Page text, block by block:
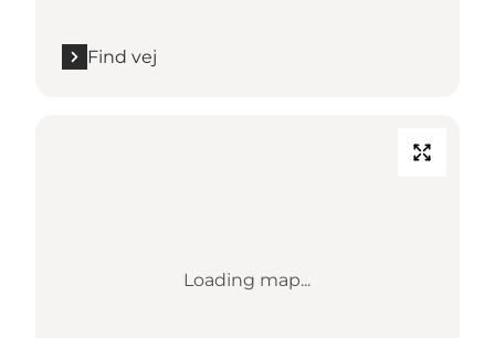
Find vej
Loading map...